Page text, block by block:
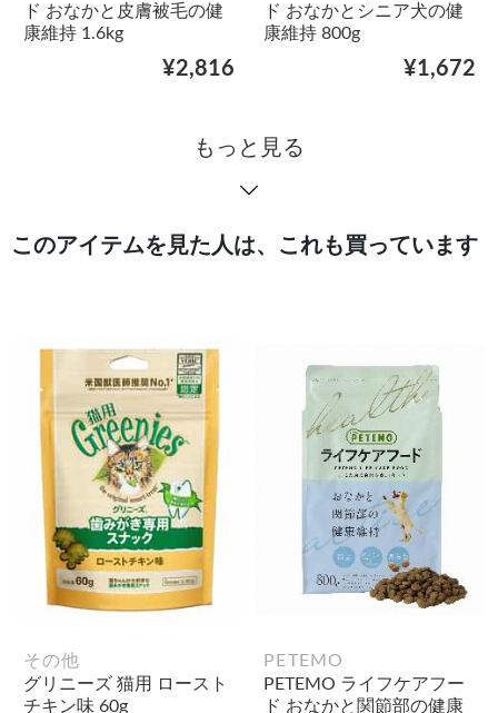
ド おなかと皮膚被毛の健
康維持 1.6kg
¥2,816
ド おなかとシニア犬の健
康維持 800g
¥1,672
もっと見る
このアイテムを見た人は、これも買っています
その他
グリニーズ 猫用 ロースト
チキン味 60g
PETEMO
PETEMO ライフケアフー
ド おなかと関節部の健康